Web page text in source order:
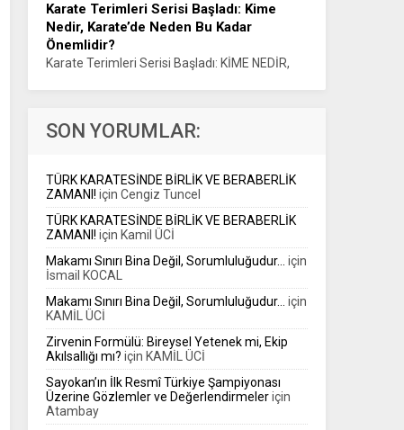
organizasyonlardaki yükselişini Avrupa’nın en
prestijli organizasyonlarından biriyle
sürdürüyor....
Karate Terimleri Serisi Başladı: Kime
Nedir, Karate’de Neden Bu Kadar
Önemlidir?
Karate Terimleri Serisi Başladı: KİME NEDİR,
aktarmayı amaçlayan...
SON YORUMLAR:
TÜRK KARATESİNDE BİRLİK VE BERABERLİK
ZAMANI! için Cengiz Tuncel
TÜRK KARATESİNDE BİRLİK VE BERABERLİK
ZAMANI! için Kamil ÜCİ
Makamı Sınırı Bina Değil, Sorumluluğudur…
için
İsmail KOCAL
Makamı Sınırı Bina Değil, Sorumluluğudur…
için
KAMİL ÜCİ
Zirvenin Formülü: Bireysel Yetenek mi, Ekip
Akılsallığı mı? için KAMİL ÜCİ
Sayokan’ın İlk Resmî Türkiye Şampiyonası
Üzerine Gözlemler ve Değerlendirmeleriçin
Atambay